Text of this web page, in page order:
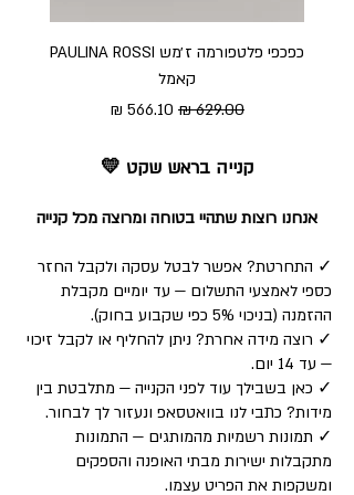
כפכפי פלטפורמה ז׳מש PAULINA ROSSI
קאמל
מחיר רגיל מחיר מבצע
קנייה בראש שקט 💛
אנחנו רוצות שתהיי בטוחה ומרוצה מכל קנייה
✓ התחרטת? אפשר לבטל עסקה ולקבל החזר
כספי לאמצעי התשלום — עד יומיים מקבלת
ההזמנה (בניכוי 5% כפי שקבוע בחוק).
✓ רוצה מידה אחרת? ניתן להחליף או לקבל זיכוי
— עד 14 יום.
✓ כאן בשבילך עוד לפני הקנייה — מתלבטת בין
מידות? כתבי לנו בוואטסאפ ונעזור לך לבחור.
✓ תמונות רשמיות מהמותגים — התמונות
מתקבלות ישירות מבתי האופנה והספקים
ומשקפות את הפריט עצמו.